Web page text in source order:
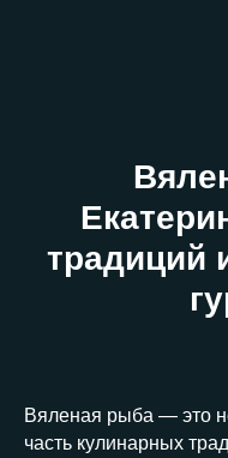
традиций
Вяленая рыба — это
часть кулинарных